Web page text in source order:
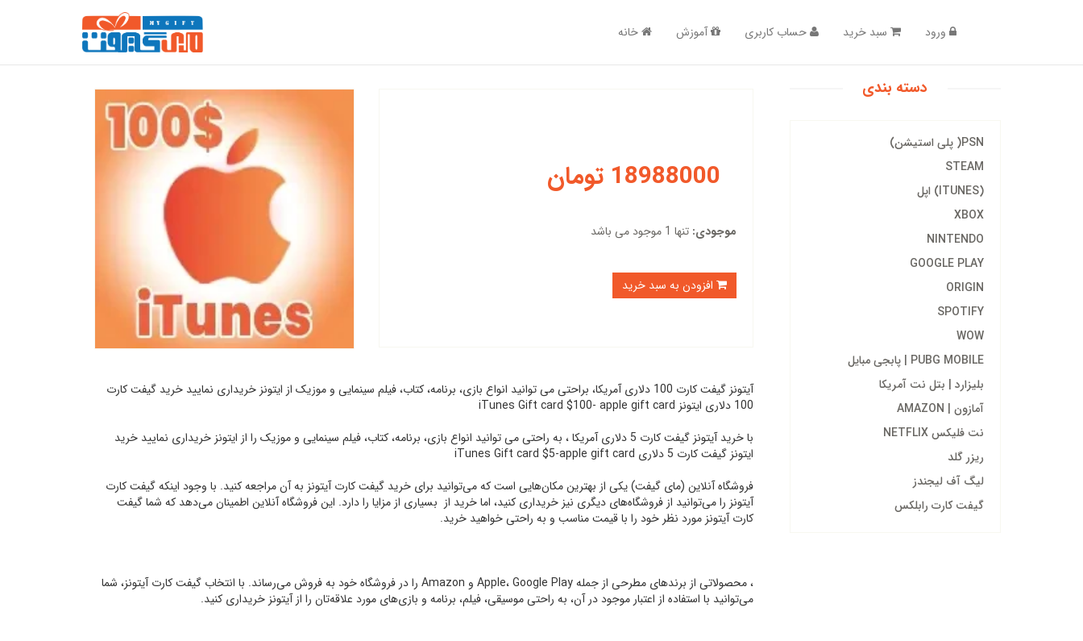
خانه آموزش حساب کاربری سبد خرید ورود
دسته بندی
PSN( پلی استیشن)
STEAM
(ITUNES) اپل
XBOX
NINTENDO
GOOGLE PLAY
ORIGIN
SPOTIFY
WOW
PUBG MOBILE | پابجی مبایل
بلیزارد | بتل نت آمریکا
آمازون | AMAZON
نت فلیکس NETFLIX
ریزر گلد
لیگ آف لیجندز
گیفت کارت رابلکس
18988000 تومان
موجودی: تنها 1 موجود می باشد
افزودن به سبد خرید
آیتونز گیفت کارت 100 دلاری آمریکا، براحتی می توانید انواع بازی، برنامه، کتاب، فیلم سینمایی و موزیک از ایتونز خریداری نمایید خرید گیفت کارت
100 دلاری ایتونز iTunes Gift card $100- apple gift card
با خرید آیتونز گیفت کارت 5 دلاری آمریکا ، به راحتی می توانید انواع بازی، برنامه، کتاب، فیلم سینمایی و موزیک را از ایتونز خریداری نمایید خرید
ایتونز گیفت کارت 5 دلاری iTunes Gift card $5-apple gift card
فروشگاه آنلاین (مای گیفت) یکی از بهترین مکان‌هایی است که می‌توانید برای خرید گیفت کارت آیتونز به آن مراجعه کنید. با وجود اینکه گیفت کارت
آیتونز را می‌توانید از فروشگاه‌های دیگری نیز خریداری کنید، اما خرید از بسیاری از مزایا را دارد. این فروشگاه آنلاین اطمینان می‌دهد که شما گیفت
کارت آیتونز مورد نظر خود را با قیمت مناسب و به راحتی خواهید خرید.
، محصولاتی از برندهای مطرحی از جمله Apple، Google Play و Amazon را در فروشگاه خود به فروش می‌رساند. با انتخاب گیفت کارت آیتونز، شما
می‌توانید با استفاده از اعتبار موجود در آن، به راحتی موسیقی، فیلم، برنامه و بازی‌های مورد علاقه‌تان را از آیتونز خریداری کنید.